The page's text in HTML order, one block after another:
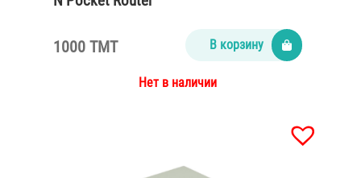
1000 TMT В корзину
Нет в наличии